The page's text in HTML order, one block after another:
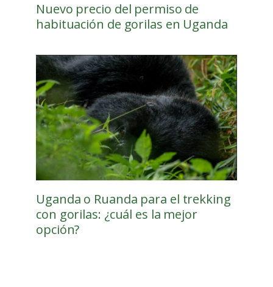
Nuevo precio del permiso de
habituación de gorilas en Uganda
Uganda o Ruanda para el trekking
con gorilas: ¿cuál es la mejor
opción?